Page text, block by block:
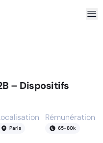
– Dispositifs
Paris
Rémunération
65-80k